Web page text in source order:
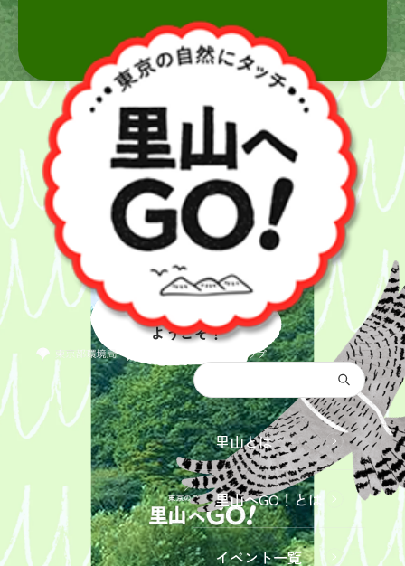
都庁総合トップ
里山とは
里山へGO！とは
イベント一覧
里山へ
ようこそ！